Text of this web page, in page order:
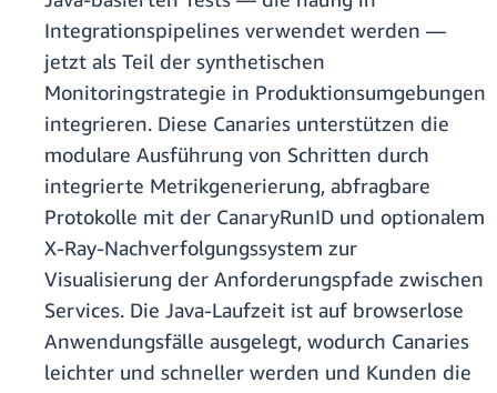
Integrationspipelines verwendet werden —
jetzt als Teil der synthetischen
Monitoringstrategie in Produktionsumgebungen
integrieren. Diese Canaries unterstützen die
modulare Ausführung von Schritten durch
integrierte Metrikgenerierung, abfragbare
Protokolle mit der CanaryRunID und optionalem
X-Ray-Nachverfolgungssystem zur
Visualisierung der Anforderungspfade zwischen
Services. Die Java-Laufzeit ist auf browserlose
Anwendungsfälle ausgelegt, wodurch Canaries
leichter und schneller werden und Kunden die